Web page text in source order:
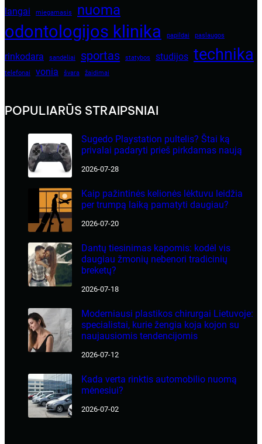
langai miegamasis nuoma
odontologijos klinika papildai paslaugos
rinkodara sandėliai sportas statybos studijos technika
telefonai vonia švara žaidimai
POPULIARŪS STRAIPSNIAI
Sugedo Playstation pultelis? Štai ką
privalai padaryti prieš pirkdamas naują
2026-07-28
Kaip pažintinės kelionės lėktuvu leidžia
per trumpą laiką pamatyti daugiau?
2026-07-20
Dantų tiesinimas kapomis: kodėl vis
daugiau žmonių nebenori tradicinių
breketų?
2026-07-18
Moderniausi plastikos chirurgai Lietuvoje:
specialistai, kurie žengia koja kojon su
naujausiomis tendencijomis
2026-07-12
Kada verta rinktis automobilio nuomą
mėnesiui?
2026-07-02